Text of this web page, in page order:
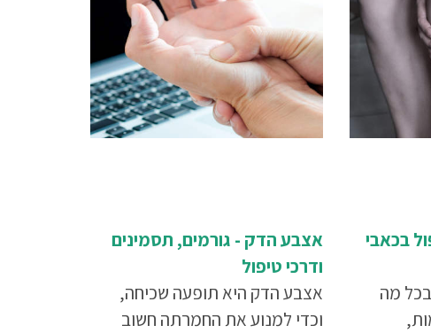
אצבע הדק - גורמים, תסמינים
ודרכי טיפול
אצבע הדק היא תופעה שכיחה,
וכדי למנוע את החמרתה חשוב
בכאבי
מה